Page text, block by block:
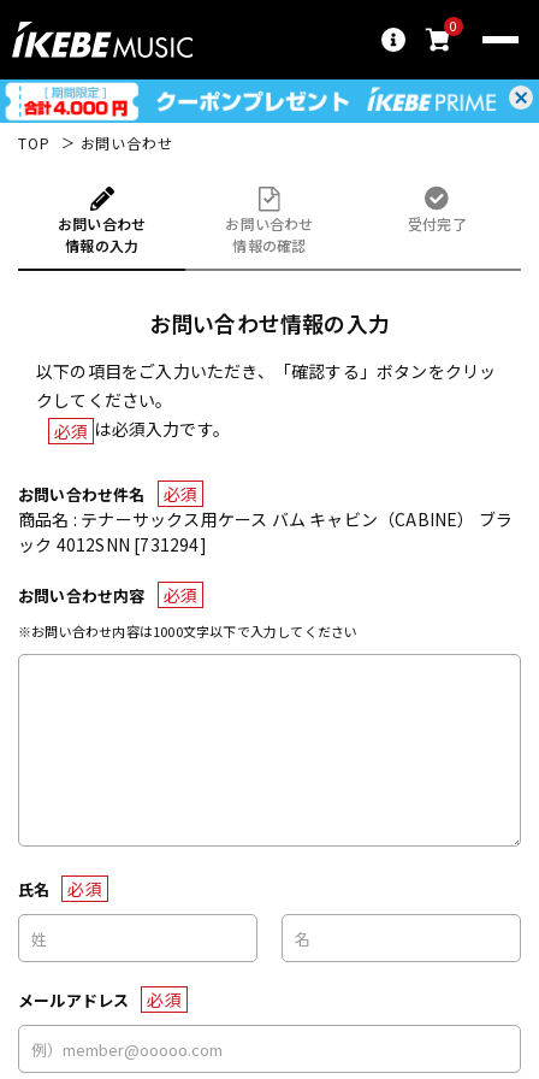
0
TOP お問い合わせ
お問い合わせ
情報の入力
お問い合わせ
情報の確認
受付完了
お問い合わせ情報の入力
以下の項目をご入力いただき、「確認する」ボタンをクリッ
クしてください。
必須 は必須入力です。
お問い合わせ件名
必須
商品名 : テナーサックス用ケース バム キャビン（CABINE） ブラ
ック 4012SNN [731294]
お問い合わせ内容 必須
※お問い合わせ内容は1000文字以下で入力してください
氏名 必須
メールアドレス 必須